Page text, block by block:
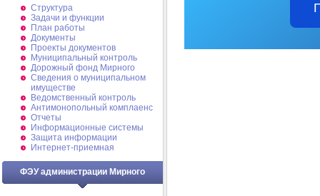
Структура
Задачи и функции
План работы
Документы
Проекты документов
Муниципальный контроль
Дорожный фонд Мирного
Cведения о муниципальном
имуществе
Ведомственный контроль
Антимонопольный комплаенс
Отчеты
Информационные системы
Защита информации
Интернет-приемная
ФЭУ администрации Мирного